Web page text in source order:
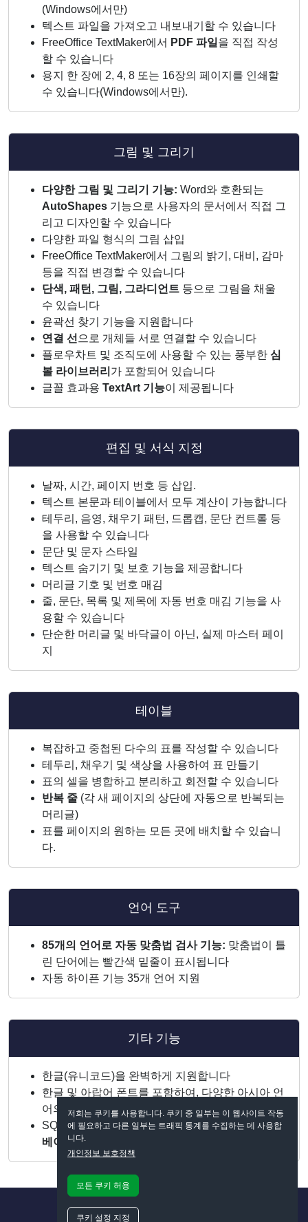
(Windows에서만)
텍스트 파일을 가져오고 내보내기할 수 있습니다
FreeOffice TextMaker에서 PDF 파일 을 직접 작성
할 수 있습니다
용지 한 장에 2, 4, 8 또는 16장의 페이지를 인쇄할
수 있습니다(Windows에서만).
그림 및 그리기
다양한 그림 및 그리기 기능: Word와 호환되는
AutoShapes 기능으로 사용자의 문서에서 직접 그
리고 디자인할 수 있습니다
다양한 파일 형식의 그림 삽입
FreeOffice TextMaker에서 그림의 밝기, 대비, 감마
등을 직접 변경할 수 있습니다
단색, 패턴, 그림, 그라디언트 등으로 그림을 채울
수 있습니다
윤곽선 찾기 기능을 지원합니다
연결 선 으로 개체들 서로 연결할 수 있습니다
플로우차트 및 조직도에 사용할 수 있는 풍부한 심
볼 라이브러리 가 포함되어 있습니다
글꼴 효과용 TextArt 기능이 제공됩니다
편집 및 서식 지정
날짜, 시간, 페이지 번호 등 삽입.
텍스트 본문과 테이블에서 모두 계산이 가능합니다
테두리, 음영, 채우기 패턴, 드롭캡, 문단 컨트롤 등
을 사용할 수 있습니다
문단 및 문자 스타일
텍스트 숨기기 및 보호 기능을 제공합니다
머리글 기호 및 번호 매김
줄, 문단, 목록 및 제목에 자동 번호 매김 기능을 사
용할 수 있습니다
단순한 머리글 및 바닥글이 아닌, 실제 마스터 페이
지
테이블
복잡하고 중첩된 다수의 표를 작성할 수 있습니다
테두리, 채우기 및 색상을 사용하여 표 만들기
표의 셀을 병합하고 분리하고 회전할 수 있습니다
반복 줄 (각 새 페이지의 상단에 자동으로 반복되는
머리글)
표를 페이지의 원하는 모든 곳에 배치할 수 있습니
다.
언어 도구
85개의 언어로 자동 맞춤법 검사 기능: 맞춤법이 틀
린 단어에는 빨간색 밑줄이 표시됩니다
자동 하이픈 기능 35개 언어 지원
기타 기능
한글(유니코드)을 완벽하게 지원합니다
한글 및 아랍어 폰트를 포함하여, 다양한 아시아 언
어의 폰트를 지원합니다
SQLite 및 dBASE 데이터베이스용 완전한 데이터
베이스 모듈
저희는 쿠키를 사용합니다. 쿠키 중 일부는 이 웹사이트 작동
에 필요하고 다른 일부는 트래픽 통계를 수집하는 데 사용합
니다.
개인정보 보호정책
모든 쿠키 허용
쿠키 설정 지정